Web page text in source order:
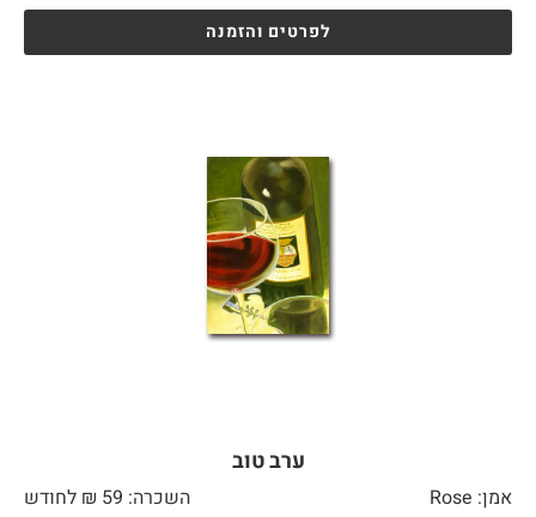
לפרטים והזמנה
ערב טוב
אמן: Rose
השכרה: 59 ₪ לחודש